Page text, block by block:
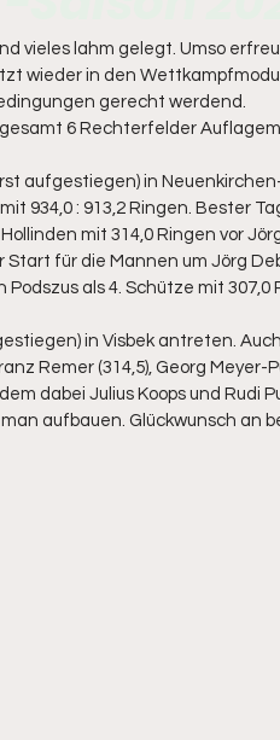
vieles lahm gelegt. Umso
wieder in den
gerecht werdend.
6 Rechterfelder
aufgestiegen) in
934,0 : 913,2 Ringen. Bester
mit 314,0 Ringen vor
Start für die Mannen um Jörg
als 4. Schütze mit 307,0
in Visbek antreten.
Remer (314,5), Georg Meyer-
dabei Julius Koops und Rudi
aufbauen. Glückwunsch an